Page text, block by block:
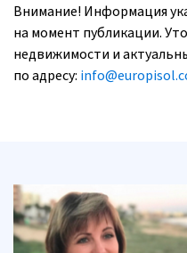
Внимание! Информация
на момент публикации.
недвижимости и
по адресу: